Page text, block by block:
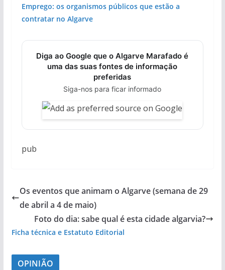
Emprego: os organismos públicos que estão a
contratar no Algarve
Diga ao Google que o Algarve Marafado é
uma das suas fontes de informação
preferidas
Siga-nos para ficar informado
pub
Os eventos que animam o Algarve (semana de 29
de abril a 4 de maio)
Foto do dia: sabe qual é esta cidade algarvia?
Ficha técnica e Estatuto Editorial
OPINIÃO